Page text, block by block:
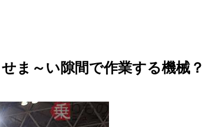
ま～い隙間で作業する機械？